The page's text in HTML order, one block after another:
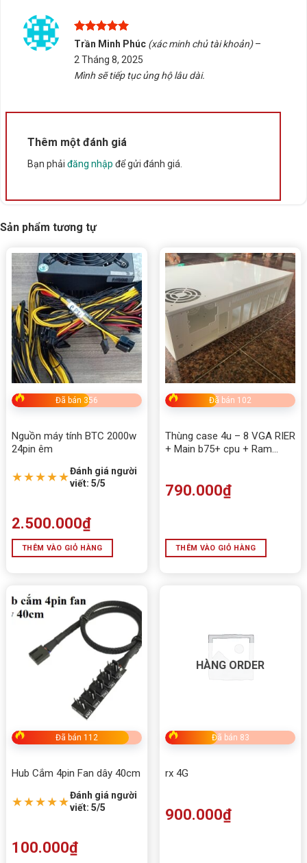
Rate this product
Thông số kỹ thuật
Được xếp
hạng
5
sao
Trần Minh Phúc (xác minh chủ tài khoản) –
2 Tháng 8, 2025
Mình sẽ tiếp tục ủng hộ lâu dài.
Thêm một đánh giá
Bạn phải đăng nhập để gửi đánh giá.
Sản phẩm tương tự
Đã bán 356
Nguồn máy tính BTC 2000w
24pin êm
★★★★★Đánh giá người
viết: 5/5
2.500.000₫
THÊM VÀO GIỎ HÀNG
Đã bán 102
Thùng case 4u – 8 VGA RIER
+ Main b75+ cpu + Ram
790.000₫
THÊM VÀO GIỎ HÀNG
Đã bán 112
Hub Cắm 4pin Fan dây 40cm
★★★★★Đánh giá người
viết: 5/5
100.000₫
HÀNG ORDER
Đã bán 83
rx 4G
900.000₫